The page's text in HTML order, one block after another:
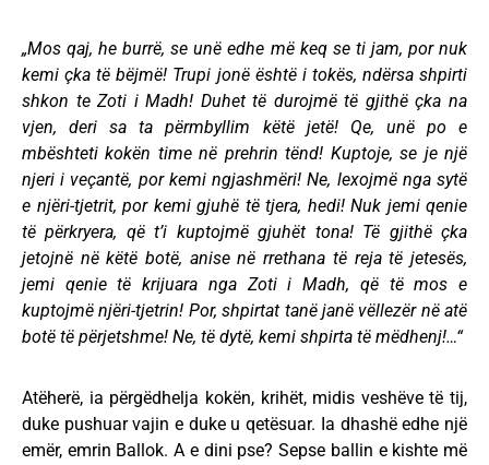
„Mos qaj, he burrë, se unë edhe më keq se ti jam, por nuk
kemi çka të bëjmë! Trupi jonë është i tokës, ndërsa shpirti
shkon te Zoti i Madh! Duhet të durojmë të gjithë çka na
vjen, deri sa ta përmbyllim këtë jetë! Qe, unë po e
mbështeti kokën time në prehrin tënd! Kuptoje, se je një
njeri i veçantë, por kemi ngjashmëri! Ne, lexojmë nga sytë
e njëri-tjetrit, por kemi gjuhë të tjera, hedi! Nuk jemi qenie
të përkryera, që t’i kuptojmë gjuhët tona! Të gjithë çka
jetojnë në këtë botë, anise në rrethana të reja të jetesës,
jemi qenie të krijuara nga Zoti i Madh, që të mos e
kuptojmë njëri-tjetrin! Por, shpirtat tanë janë vëllezër në atë
botë të përjetshme! Ne, të dytë, kemi shpirta të mëdhenj!…“
Atëherë, ia përgëdhelja kokën, krihët, midis veshëve të tij,
duke pushuar vajin e duke u qetësuar. Ia dhashë edhe një
emër, emrin Ballok. A e dini pse? Sepse ballin e kishte më